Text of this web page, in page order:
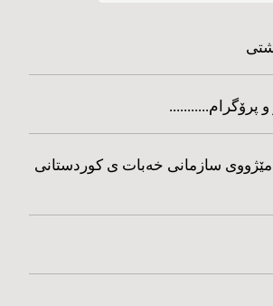
و پرۆگرام...........
مێژووی سازمانی خه‌بات ی کوردستانی